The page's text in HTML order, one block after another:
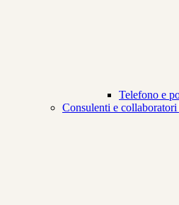
Telefono e
Consulenti e collaboratori